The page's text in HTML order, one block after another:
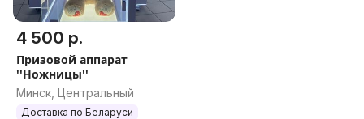
4 500 р.
Призовой аппарат
''Ножницы''
Минск, Центральный
Доставка по Беларуси